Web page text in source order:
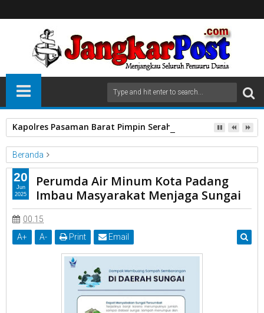
Kapolres Pasaman Barat Pimpin Serah Terima Jabatan PJU
Beranda
PDAM
Perumda Air Minum Kota Padang Imbau Masyarakat Menjaga
Sungai
Perumda Air Minum Kota Padang
Imbau Masyarakat Menjaga Sungai
00.15
A+ A- Print Email
20
Jun
2025